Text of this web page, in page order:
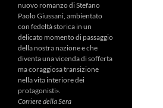
nuovo romanzo di Stefano
Paolo Giussani, ambientato
con fedeltà storica in un
delicato momento di passaggio
della nostra nazione e che
diventa una vicenda di sofferta
ma coraggiosa transizione
nella vita interiore dei
protagonisti».
Corriere della Sera